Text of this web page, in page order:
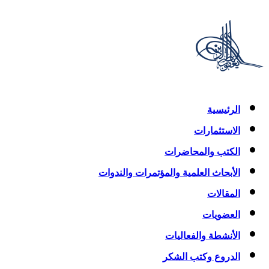
الرئيسية
الاستثمارات
الكتب والمحاضرات
الأبحاث العلمية والمؤتمرات والندوات
المقالات
العضويات
الأنشطة والفعاليات
الدروع وكتب الشكر